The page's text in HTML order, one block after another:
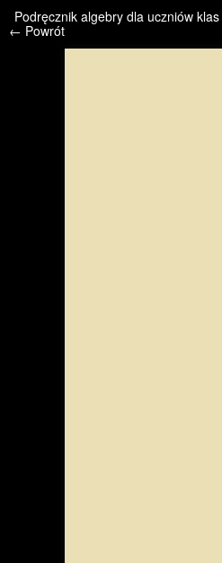
/* */ /* */ /* pliki_strona_po_stronie */
Podręcznik algebry dla uczniów
← Powrót